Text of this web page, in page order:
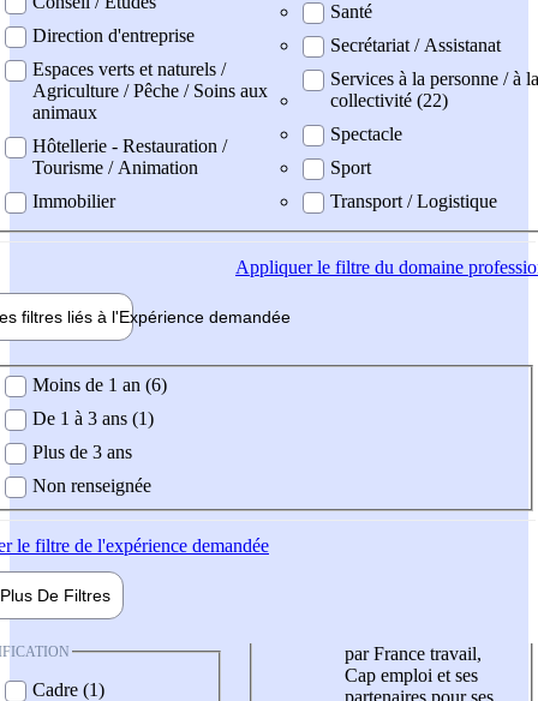
Direction d'entreprise
Espaces verts et naturels /
Agriculture / Pêche / Soins aux
animaux
Hôtellerie - Restauration /
Tourisme / Animation
Immobilier
Santé
Secrétariat / Assistanat
Services à la personne / à la
collectivité (22)
Spectacle
Sport
Transport / Logistique
Appliquerle filtre du domaine
filtres liés à l'Expérience demandée
demandée
Moins de 1 an (6)
De 1 à 3 ans (1)
Plus de 3 ans
Non renseignée
le filtre de l'expérience demandée
Plus De Filtres
Cadre (1)
par France travail,
Cap emploi et ses
partenaires pour ses